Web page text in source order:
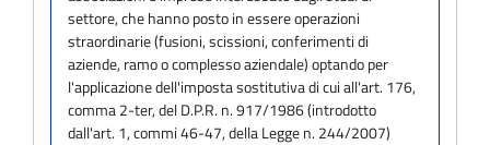
settore, che hanno posto in essere operazioni
straordinarie (fusioni, scissioni, conferimenti di
aziende, ramo o complesso aziendale) optando per
l'applicazione dell'imposta sostitutiva di cui all'art. 176,
comma 2-ter, del D.P.R. n. 917/1986 (introdotto
dall'art. 1, commi 46-47, della Legge n. 244/2007)